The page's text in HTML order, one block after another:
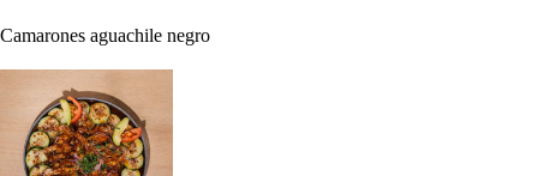
Camarones aguachile negro